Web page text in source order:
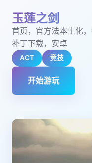
玉莲之剑
首页，官方法本土化
补丁下载，安卓
ACT 竞技
开始游玩